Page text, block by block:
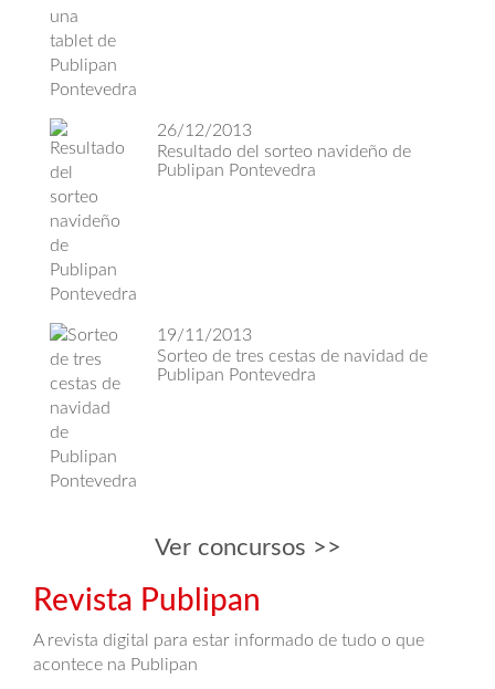
26/12/2013
Resultado del sorteo navideño de
Publipan Pontevedra
19/11/2013
Sorteo de tres cestas de navidad de
Publipan Pontevedra
Ver concursos >>
Revista Publipan
A revista digital para estar informado de tudo o que
acontece na Publipan